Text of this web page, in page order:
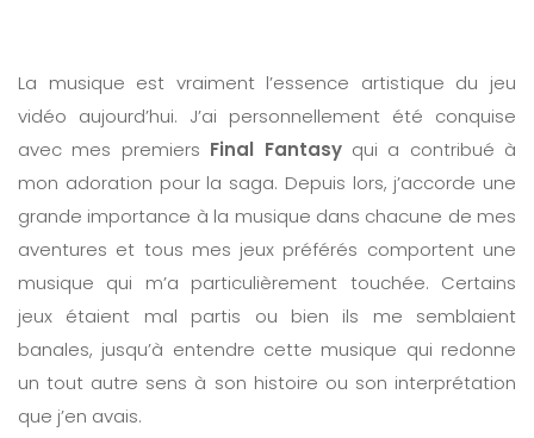
La musique est vraiment l’essence artistique du jeu
vidéo aujourd’hui. J’ai personnellement été conquise
avec mes premiers Final Fantasyqui a contribué à
mon adoration pour la saga. Depuis lors, j’accorde une
grande importance à la musique dans chacune de mes
aventures et tous mes jeux préférés comportent une
musique qui m’a particulièrement touchée. Certains
jeux étaient mal partis ou bien ils me semblaient
banales, jusqu’à entendre cette musique qui redonne
un tout autre sens à son histoire ou son interprétation
que j’en avais.